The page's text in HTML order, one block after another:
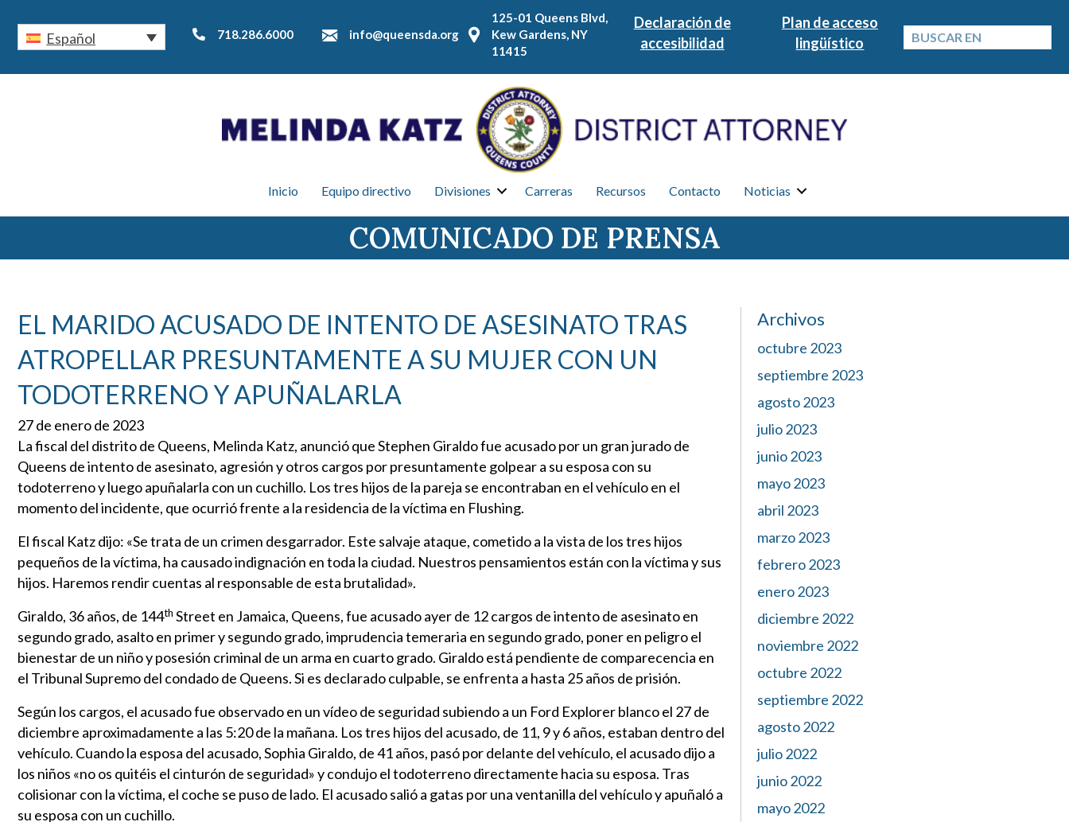
Español 718.286.6000 info@queensda.org
125-01 Queens Blvd,
Kew Gardens, NY
11415
Declaración de
accesibilidad
Plan de acceso
lingüístico
Inicio Equipo directivo Divisiones Carreras Recursos Contacto Noticias
COMUNICADO DE PRENSA
EL MARIDO ACUSADO DE INTENTO DE ASESINATO TRAS
ATROPELLAR PRESUNTAMENTE A SU MUJER CON UN
TODOTERRENO Y APUÑALARLA
27 de enero de 2023
La fiscal del distrito de Queens, Melinda Katz, anunció que Stephen Giraldo fue acusado por un gran jurado de
Queens de intento de asesinato, agresión y otros cargos por presuntamente golpear a su esposa con su
todoterreno y luego apuñalarla con un cuchillo. Los tres hijos de la pareja se encontraban en el vehículo en el
momento del incidente, que ocurrió frente a la residencia de la víctima en Flushing.
El fiscal Katz dijo: «Se trata de un crimen desgarrador. Este salvaje ataque, cometido a la vista de los tres hijos
pequeños de la víctima, ha causado indignación en toda la ciudad. Nuestros pensamientos están con la víctima y sus
hijos. Haremos rendir cuentas al responsable de esta brutalidad».
Giraldo, 36 años, de 144th Street en Jamaica, Queens, fue acusado ayer de 12 cargos de intento de asesinato en
segundo grado, asalto en primer y segundo grado, imprudencia temeraria en segundo grado, poner en peligro el
bienestar de un niño y posesión criminal de un arma en cuarto grado. Giraldo está pendiente de comparecencia en
el Tribunal Supremo del condado de Queens. Si es declarado culpable, se enfrenta a hasta 25 años de prisión.
Según los cargos, el acusado fue observado en un vídeo de seguridad subiendo a un Ford Explorer blanco el 27 de
diciembre aproximadamente a las 5:20 de la mañana. Los tres hijos del acusado, de 11, 9 y 6 años, estaban dentro del
vehículo. Cuando la esposa del acusado, Sophia Giraldo, de 41 años, pasó por delante del vehículo, el acusado dijo a
los niños «no os quitéis el cinturón de seguridad» y condujo el todoterreno directamente hacia su esposa. Tras
colisionar con la víctima, el coche se puso de lado. El acusado salió a gatas por una ventanilla del vehículo y apuñaló a
su esposa con un cuchillo.
Archivos
octubre 2023
septiembre 2023
agosto 2023
julio 2023
junio 2023
mayo 2023
abril 2023
marzo 2023
febrero 2023
enero 2023
diciembre 2022
noviembre 2022
octubre 2022
septiembre 2022
agosto 2022
julio 2022
junio 2022
mayo 2022